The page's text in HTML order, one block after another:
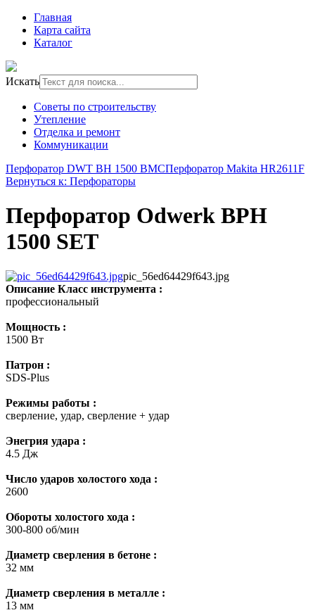
Главная
Карта сайта
Каталог
Искать
Советы по строительству
Утепление
Отделка и ремонт
Коммуникации
Перфоратор DWT BH 1500 BMCПерфоратор Makita HR2611F
Вернуться к: Перфораторы
Перфоратор Odwerk BPH
1500 SET
pic_56ed64429f643.jpg
Описание Класс инструмента :
профессиональный
Мощность :
1500 Вт
Патрон :
SDS-Plus
Режимы работы :
сверление, удар, сверление + удар
Энегрия удара :
4.5 Дж
Число ударов холостого хода :
2600
Обороты холостого хода :
300-800 об/мин
Диаметр сверления в бетоне :
32 мм
Диаметр сверления в металле :
13 мм